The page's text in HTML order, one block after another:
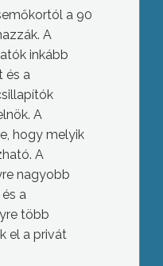
a 90
A
inkább
és a
A
hogy melyik
A
nagyobb
a
több
el a privát